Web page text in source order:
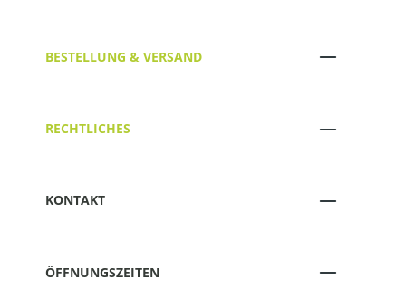
BESTELLUNG & VERSAND
RECHTLICHES
KONTAKT
ÖFFNUNGSZEITEN